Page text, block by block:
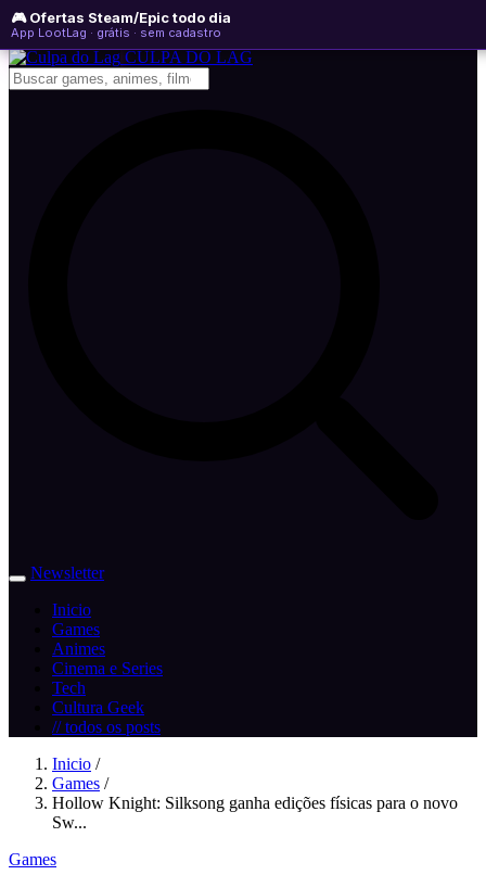
🎮 Ofertas Steam/Epic todo dia
App LootLag · grátis · sem cadastro
quinta-feira, 06 de agosto de 2026
Newsletter
CULPA DO LAG
Newsletter
Inicio
Games
Animes
Cinema e Series
Tech
Cultura Geek
// todos os posts
Inicio /
Games /
Hollow Knight: Silksong ganha edições físicas para o novo
Sw...
Games